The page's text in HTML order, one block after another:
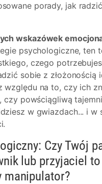
porady, jak
wskazówek
psychologiczne, ten
czego
sobie z złożonością
względu na to, czy ich
czy powściągliwą
w gwiazdach... i w
Czy Twój
lub przyjaciel to
manipulator?